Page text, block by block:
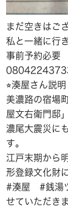
まだ空きはご
私と一緒に行
事前予約必要
⭐︎湊屋さん説明
美濃路の宿場
屋文右衛門邸
濃尾大震災に
す。
江戸末期から
形登録文化財
#湊屋 #銭湯
せていただき